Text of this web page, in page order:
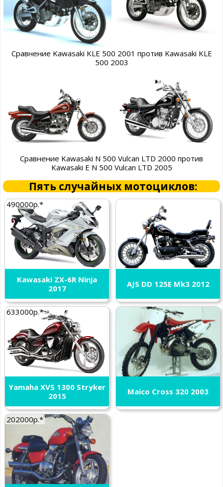
Сравнение Kawasaki KLE 500 2001 против Kawasaki KLE
500 2003
Сравнение Kawasaki N 500 Vulcan LTD 2000 против
Kawasaki E N 500 Vulcan LTD 2005
Пять случайных мотоциклов:
490000р.*
Kawasaki ZX-6R Ninja
2017
AJS DD 125E Mk3 2012
633000р.*
Yamaha XVS 1300 Stryker
2015
Maico Cross 320 2003
202000р.*